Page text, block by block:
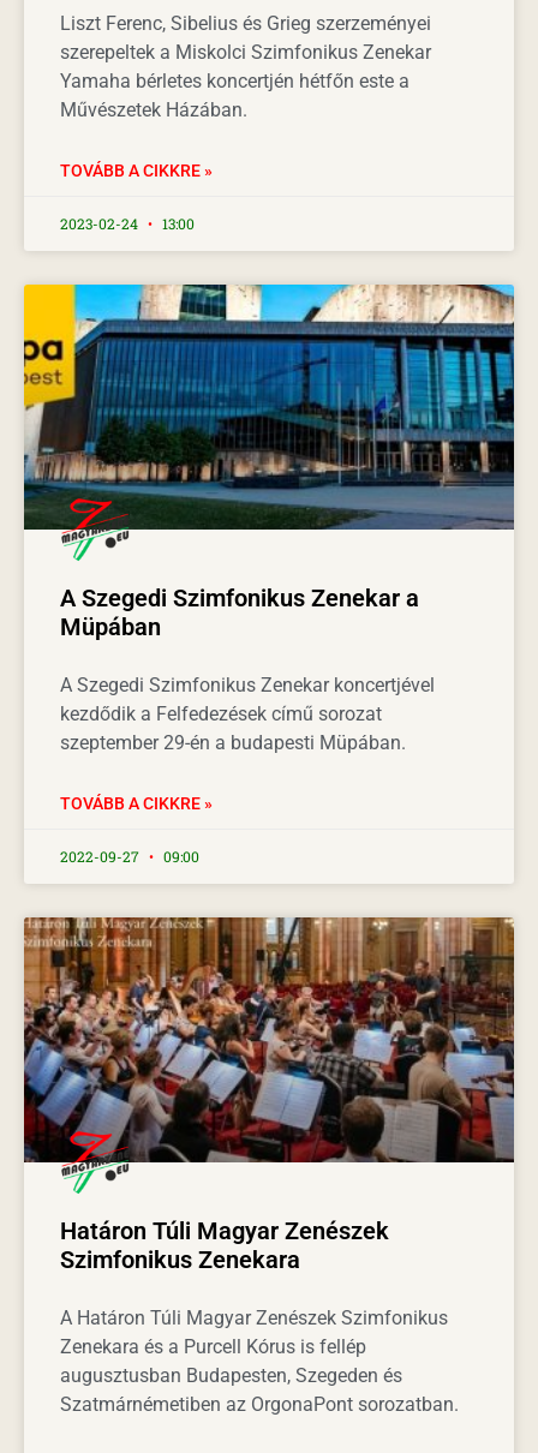
Liszt Ferenc, Sibelius és Grieg szerzeményei
szerepeltek a Miskolci Szimfonikus Zenekar
Yamaha bérletes koncertjén hétfőn este a
Művészetek Házában.
TOVÁBB A CIKKRE »
2023-02-24 13:00
A Szegedi Szimfonikus Zenekar a
Müpában
A Szegedi Szimfonikus Zenekar koncertjével
kezdődik a Felfedezések című sorozat
szeptember 29-én a budapesti Müpában.
TOVÁBB A CIKKRE »
2022-09-27 09:00
Határon Túli Magyar Zenészek
Szimfonikus Zenekara
A Határon Túli Magyar Zenészek Szimfonikus
Zenekara és a Purcell Kórus is fellép
augusztusban Budapesten, Szegeden és
Szatmárnémetiben az OrgonaPont sorozatban.